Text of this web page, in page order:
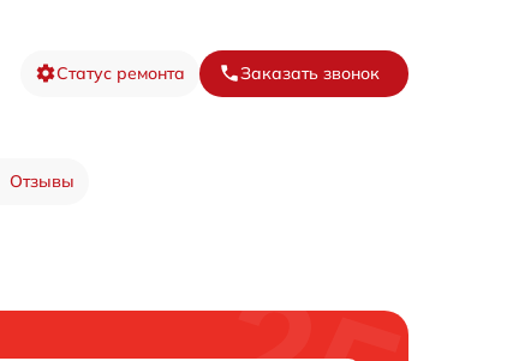
Статус ремонта Заказать звонок
Отзывы